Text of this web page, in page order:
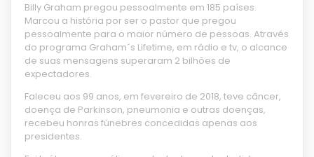
Billy Graham pregou pessoalmente em 185 países.
Marcou a história por ser o pastor que pregou
pessoalmente para o maior número de pessoas. Através
do programa Graham´s Lifetime, em rádio e tv, o alcance
de suas mensagens superaram 2 bilhões de
expectadores.
Faleceu aos 99 anos, em fevereiro de 2018, teve câncer,
doença de Parkinson, pneumonia e outras doenças,
recebeu honras fúnebres concedidas apenas aos
presidentes.